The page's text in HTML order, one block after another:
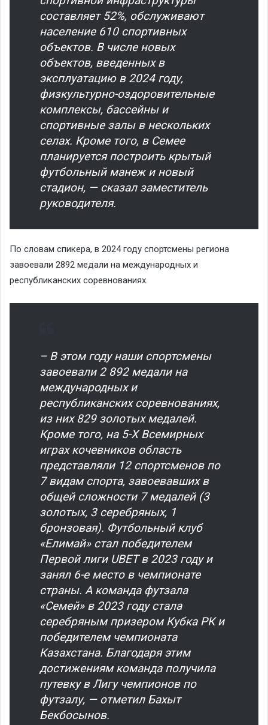
составляет 52%, обслуживают
население 610 спортивных
объектов. В числе новых
объектов, введенных в
эксплуатацию в 2024 году,
физкультурно-оздоровительные
комплексы, бассейны и
спортивные залы в нескольких
селах. Кроме того, в Семее
планируется построить крытый
футбольный манеж и новый
стадион, — сказал заместитель
руководителя.
По словам спикера, в 2024 году спортсмены региона
завоевали 2892 медали на международных и
республиканских соревнованиях.
– В этом году наши спортсмены
завоевали 2 892 медали на
международных и
республиканских соревнованиях,
из них 829 золотых медалей.
Кроме того, на 5-Х Всемирных
играх кочевников область
представляли 12 спортсменов по
7 видам спорта, завоевавших в
общей сложности 7 медалей (3
золотых, 3 серебряных, 1
бронзовая). Футбольный клуб
«Елимай» стал победителем
Первой лиги UBET в 2023 году и
занял 6-е место в чемпионате
страны. А команда футзала
«Семей» в 2023 году стала
серебряным призером Кубка РК и
победителем чемпионата
Казахстана. Благодаря этим
достижениям команда получила
путевку в Лигу чемпионов по
футзалу, — отметил Бахыт
Бекбосынов.